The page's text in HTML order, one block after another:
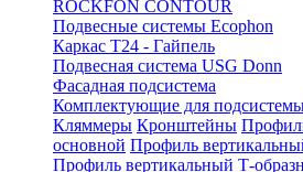
ROCKFON CONTOUR
Подвесные системы Ecophon
Каркас Т24 - Гайпель
Подвесная система USG Donn
Фасадная подсистема
Комплектующие для
Кляммеры Кронштейны
основной Профиль
Профиль вертикальный Т-